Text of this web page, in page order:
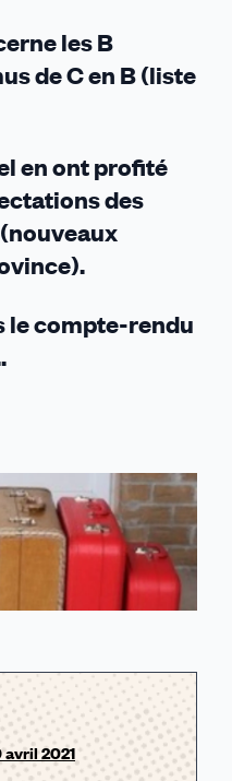
les B
de C en B (liste
en ont profité
des
le compte-rendu
avril 2021